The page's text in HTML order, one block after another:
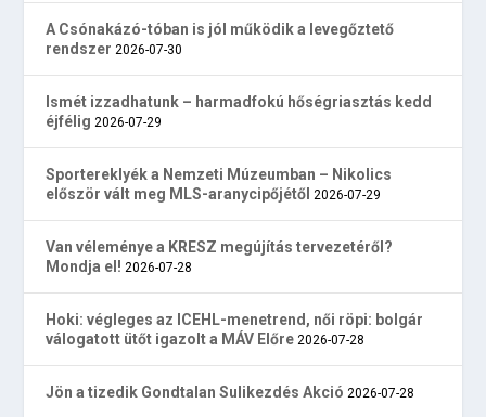
A Csónakázó-tóban is jól működik a levegőztető
rendszer 2026-07-30
Ismét izzadhatunk – harmadfokú hőségriasztás kedd
éjfélig 2026-07-29
Sportereklyék a Nemzeti Múzeumban – Nikolics
először vált meg MLS-aranycipőjétől 2026-07-29
Van véleménye a KRESZ megújítás tervezetéről?
Mondja el! 2026-07-28
Hoki: végleges az ICEHL-menetrend, női röpi: bolgár
válogatott ütőt igazolt a MÁV Előre 2026-07-28
Jön a tizedik Gondtalan Sulikezdés Akció 2026-07-28